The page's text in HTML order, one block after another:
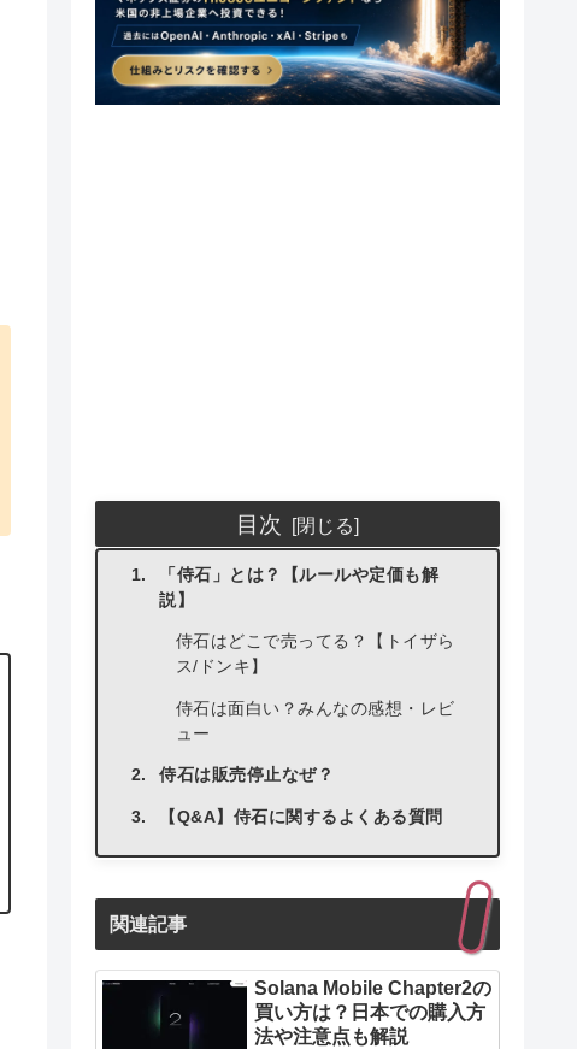
目次
「侍石」とは？【ルールや定価も解
説】
侍石はどこで売ってる？【トイザら
ス/ドンキ】
侍石は面白い？みんなの感想・レビ
ュー
侍石は販売停止なぜ？
【Q&A】侍石に関するよくある質問
関連記事
Solana Mobile Chapter2の
買い方は？日本での購入方
法や注意点も解説